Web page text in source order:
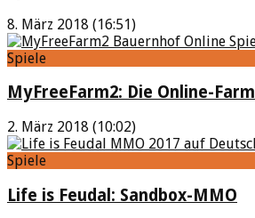
8. März 2018 (16:51)
Spiele
MyFreeFarm2: Die Online-Farm
2. März 2018 (10:02)
Spiele
Life is Feudal: Sandbox-MMO